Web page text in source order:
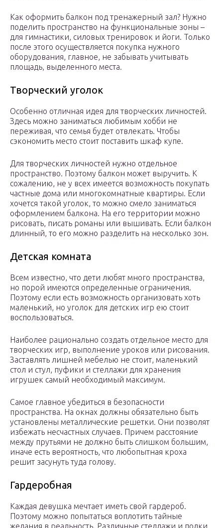
Как оформить балкон под тренажерный зал? Нужно
поделить пространство на функциональные зоны –
для гимнастики, силовых тренировок и йоги. Только
после этого осуществляется покупка нужного
оборудования, главное, не забывать учитывать
площадь, выделенного места.
Творческий уголок
Особенно отличная идея для творческих личностей.
Здесь можно заниматься любимым хобби не
переживая, что семья будет отвлекать. Чтобы
сэкономить место стоит поставить шкаф купе.
Для творческих личностей нужно отдельное
пространство. Поэтому балкон может выручить. К
сожалению, не у всех имеется возможность покупать
частные дома или многокомнатные квартиры. Если
хочется такой уголок, то можно смело заниматься
оформлением балкона. На его территории можно
рисовать, писать романы или вышивать. Если балкон
длинный, то его можно разделить на несколько зон.
Детская комната
Всем известно, что дети любят много пространства,
но порой имеются определенные ограничения.
Поэтому если есть возможность организовать хоть
маленький, но уголок для детских игр ею стоит
воспользоваться.
Наиболее рационально создать отдельное место для
творческих игр, выполнение уроков или рисования.
Заставлять лишней мебелью не стоит, маленький
стол и стул, пуфики и стеллажи для хранения
игрушек самый необходимый максимум.
Самое главное убедиться в безопасности
пространства. На окнах должны обязательно быть
установлены металлические решетки. Они позволят
избежать несчастных случаев. Причем расстояние
между прутьями не должно быть слишком большим,
иначе есть вероятность, что любопытная кроха
решит засунуть туда голову.
Гардеробная
Каждая девушка мечтает иметь свой гардероб.
Поэтому можно попытаться воплотить тайные
желания в реальность. Различные стеллажи и полки